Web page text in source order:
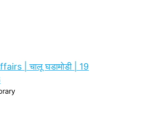
| चालू घडामोडी | 19